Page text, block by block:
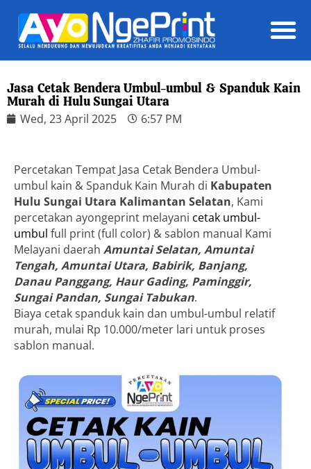
Jasa Cetak Bendera Umbul-umbul & Spanduk Kain
Murah di Hulu Sungai Utara
Wed, 23 April 2025 6:57 PM
Percetakan Tempat Jasa Cetak Bendera Umbul-
umbul kain & Spanduk Kain Murah di Kabupaten
Hulu Sungai Utara Kalimantan Selatan, Kami
percetakan ayongeprint melayani cetak umbul-
umbul full print (full color) & sablon manual Kami
Melayani daerah Amuntai Selatan, Amuntai
Tengah, Amuntai Utara, Babirik, Banjang,
Danau Panggang, Haur Gading, Paminggir,
Sungai Pandan, Sungai Tabukan.
Biaya cetak spanduk kain dan umbul-umbul relatif
murah, mulai Rp 10.000/meter lari untuk proses
sablon manual.